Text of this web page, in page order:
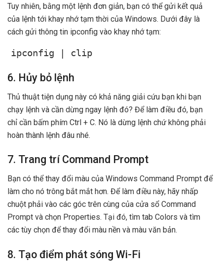
Tuy nhiên, bằng một lệnh đơn giản, bạn có thể gửi kết quả
của lệnh tới khay nhớ tạm thời của Windows. Dưới đây là
cách gửi thông tin ipconfig vào khay nhớ tạm:
ipconfig | clip
6. Hủy bỏ lệnh
Thủ thuật tiện dụng này có khả năng giải cứu bạn khi bạn
chạy lệnh và cần dừng ngay lệnh đó? Để làm điều đó, bạn
chỉ cần bấm phím Ctrl + C. Nó là dừng lệnh chứ không phải
hoàn thành lệnh đâu nhé.
7. Trang trí Command Prompt
Bạn có thể thay đổi màu của Windows Command Prompt để
làm cho nó trông bắt mắt hơn. Để làm điều này, hãy nhấp
chuột phải vào các góc trên cùng của cửa sổ Command
Prompt và chọn Properties. Tại đó, tìm tab Colors và tìm
các tùy chọn để thay đổi màu nền và màu văn bản.
8. Tạo điểm phát sóng Wi-Fi